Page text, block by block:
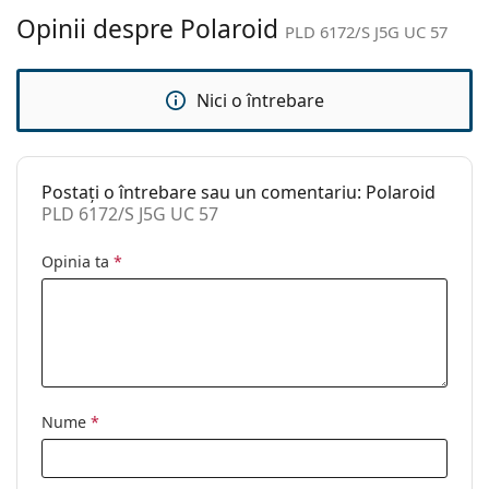
curățat:
Altele
Unisex
Categorie:
Ochelari de soare
Brand:
Polaroid
Utilizare:
Modă
Opinii despre Polaroid PLD 6172/S J5G UC 57
Nici o întrebare
Postați o întrebare sau un comentariu: Polaroid
PLD 6172/S J5G UC 57
Opinia ta *
Nume *